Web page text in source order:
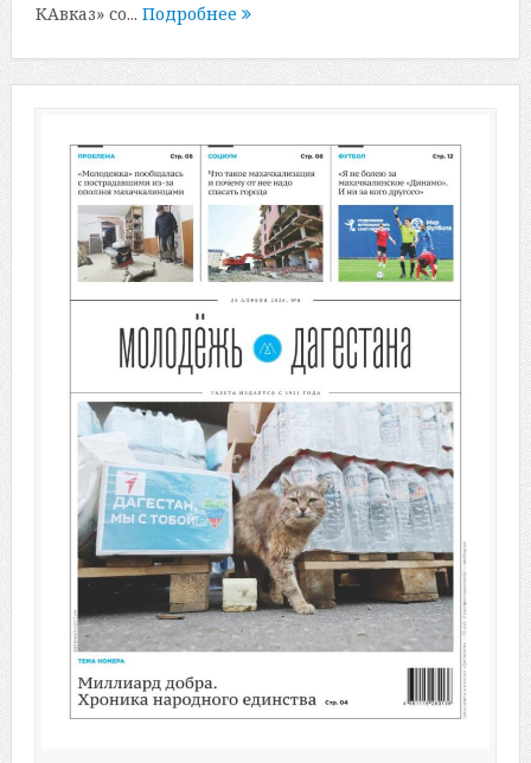
КАвказ» со... Подробнее